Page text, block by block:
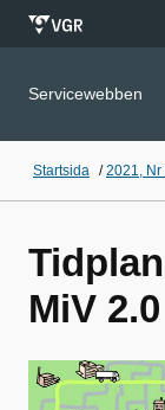
Servicewebben
Startsida /2021, Nr
MiV 2.0